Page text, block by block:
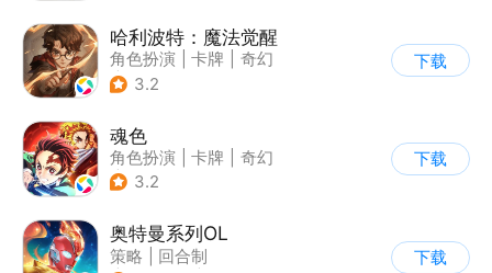
哈利波特：魔法觉醒
角色扮演 卡牌
奇幻
| 哈利波特
3.2
下载
魂色
角色扮演 卡牌
奇幻
| 动漫
3.2
下载
奥特曼系列OL
策略
回合制
下载